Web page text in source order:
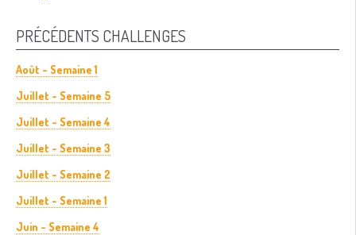
PRÉCÉDENTS CHALLENGES
Août - Semaine 1
Juillet - Semaine 5
Juillet - Semaine 4
Juillet - Semaine 3
Juillet - Semaine 2
Juillet - Semaine 1
Juin - Semaine 4